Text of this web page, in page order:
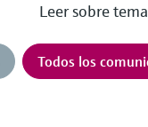
Leer sobre
Todos los